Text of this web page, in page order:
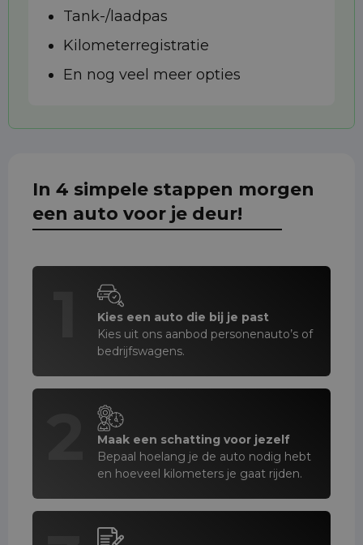
Tank-/laadpas
Kilometerregistratie
En nog veel meer opties
In 4 simpele stappen morgen
een auto voor je deur!
Kies een auto die bij je past
Kies uit ons aanbod personenauto’s of
bedrijfswagens.
Maak een schatting voor jezelf
Bepaal hoelang je de auto nodig hebt
en hoeveel kilometers je gaat rijden.